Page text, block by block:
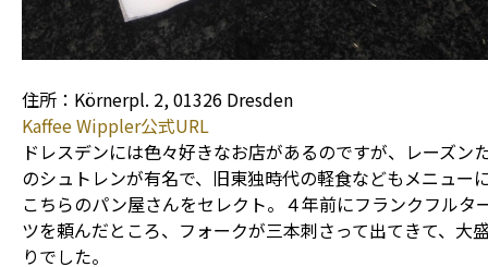
住所：Körnerpl. 2, 01326 Dresden
Kaffee Wippler公式URL
ドレスデンには色々好きなお店があるのですが、レーズン
のシュトレンが有名で、旧東独時代の軽食などもメニュー
こちらのパン屋さんをセレクト。４年前にフランクフルタ
ツを頼んだところ、フォークが三本刺さって出てきて、大
りでした。